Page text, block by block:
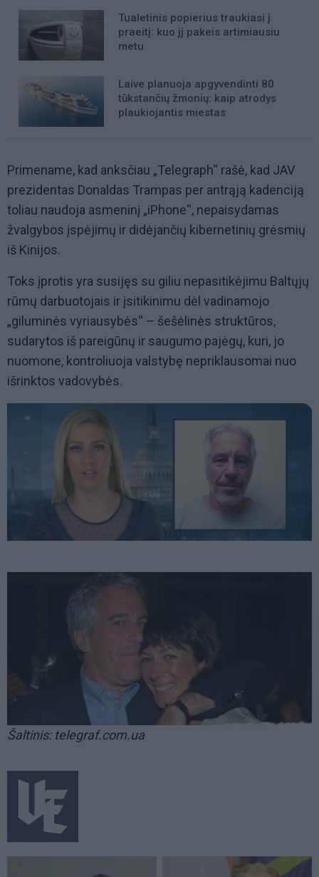
Tualetinis popierius traukiasi į
praeitį: kuo jį pakeis artimiausiu
metu
Laive planuoja apgyvendinti 80
tūkstančių žmonių: kaip atrodys
plaukiojantis miestas
Primename, kad anksčiau „Telegraph“ rašė, kad JAV
prezidentas Donaldas Trampas per antrąją kadenciją
toliau naudoja asmeninį „iPhone“, nepaisydamas
žvalgybos įspėjimų ir didėjančių kibernetinių grėsmių
iš Kinijos.
Toks įprotis yra susijęs su giliu nepasitikėjimu Baltųjų
rūmų darbuotojais ir įsitikinimu dėl vadinamojo
„giluminės vyriausybės“ – šešėlinės struktūros,
sudarytos iš pareigūnų ir saugumo pajėgų, kuri, jo
nuomone, kontroliuoja valstybę nepriklausomai nuo
išrinktos vadovybės.
Šaltinis: telegraf.com.ua